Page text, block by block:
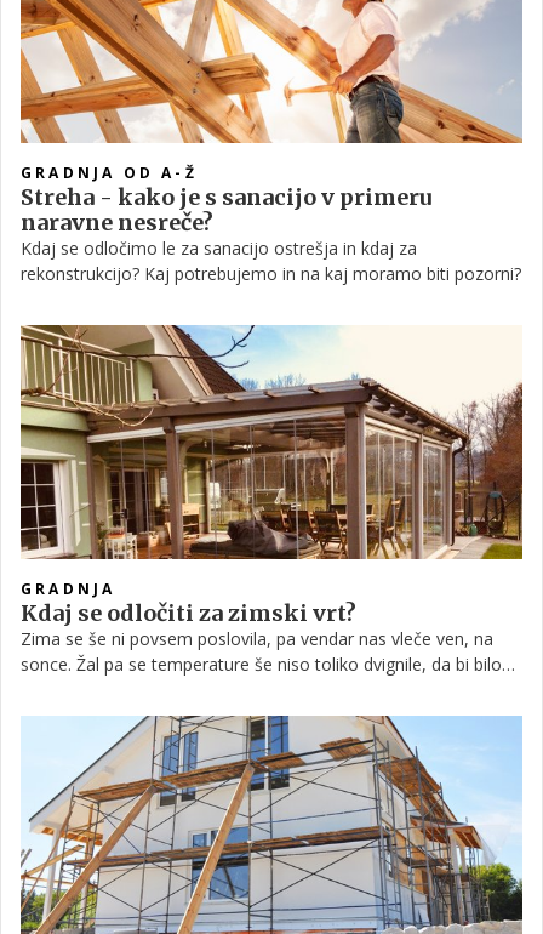
GRADNJA OD A-Ž
Streha - kako je s sanacijo v primeru
naravne nesreče?
Kdaj se odločimo le za sanacijo ostrešja in kdaj za
rekonstrukcijo? Kaj potrebujemo in na kaj moramo biti pozorni?
GRADNJA
Kdaj se odločiti za zimski vrt?
Zima se še ni povsem poslovila, pa vendar nas vleče ven, na
sonce. Žal pa se temperature še niso toliko dvignile, da bi bilo
vseeno uživali v lepem razgledu in soncu, ne da bi vas zeblo?